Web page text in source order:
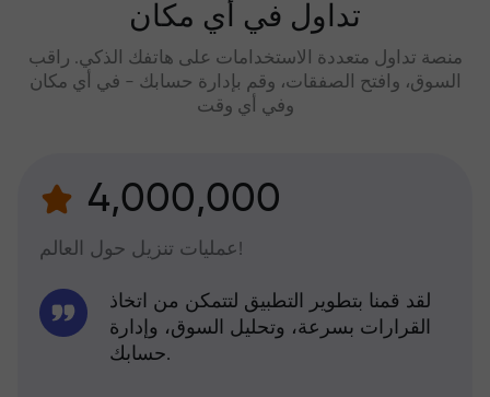
تداول في أي مكان
منصة تداول متعددة الاستخدامات على هاتفك الذكي. راقب
السوق، وافتح الصفقات، وقم بإدارة حسابك - في أي مكان
وفي أي وقت
4,000,000
عمليات تنزيل حول العالم!
لقد قمنا بتطوير التطبيق لتتمكن من اتخاذ
القرارات بسرعة، وتحليل السوق، وإدارة
حسابك.